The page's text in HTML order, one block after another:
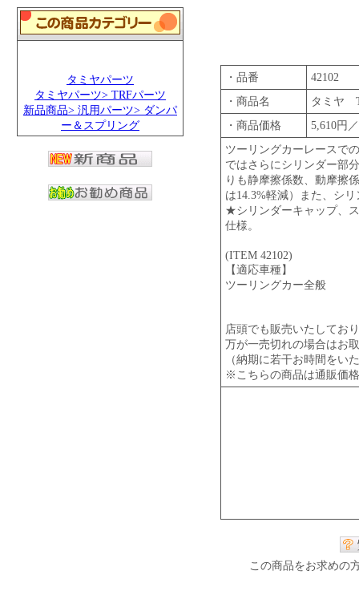
タミヤパーツ
タミヤパーツ> TRFパーツ
新品商品> 汎用パーツ> ダンパ
ー＆スプリング
・品番
42102
・商品名
タミヤ
・商品価格
5,610円
ツーリングカーレースで
ではさらにシリンダー部
りも静摩擦係数、動摩擦
は14.3%軽減）また、シ
★シリンダーキャップ、
仕様。
(ITEM 42102)
【適応車種】
ツーリングカー全般
店頭でも販売いたしてお
万が一売切れの場合はお
（納期に若干お時間をい
※こちらの商品は通販価
この商品をお求めの